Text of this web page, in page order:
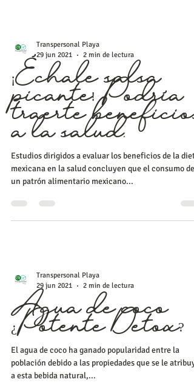
Transpersonal Playa
29 jun 2021
2 min de lectura
¡Échale salsa
picante! Podría
traerte
a la salud.
Estudios dirigidos a evaluar los beneficios de la dieta
mexicana en la salud concluyen que el consumo de
un patrón alimentario mexicano...
Transpersonal Playa
29 jun 2021
2 min de lectura
Agua de coco
¿Potente Detox?
El agua de coco ha ganado popularidad entre la
población debido a las propiedades que se le
a esta bebida natural,...